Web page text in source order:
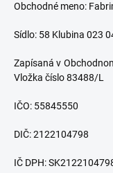
Obchodné meno:
Sídlo: 58 Klubina 023
Zapísaná v
Vložka číslo 83488/L
IČO: 55845550
DIČ: 2122104798
IČ DPH: